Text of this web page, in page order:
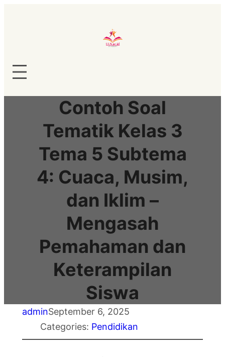
Contoh Soal
Tematik Kelas 3
Tema 5 Subtema
4: Cuaca, Musim,
dan Iklim –
Mengasah
Pemahaman dan
Keterampilan
Siswa
adminSeptember 6, 2025
Categories: Pendidikan